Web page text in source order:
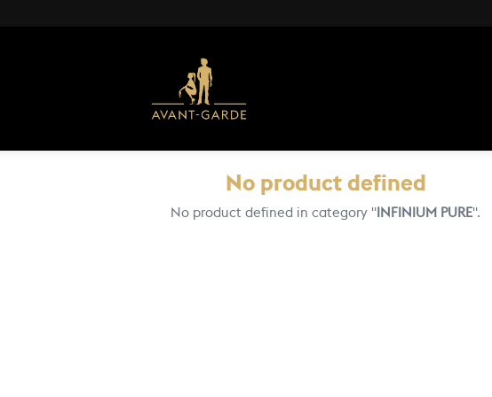
No product defined
No product defined in category " INFINIUM PURE".